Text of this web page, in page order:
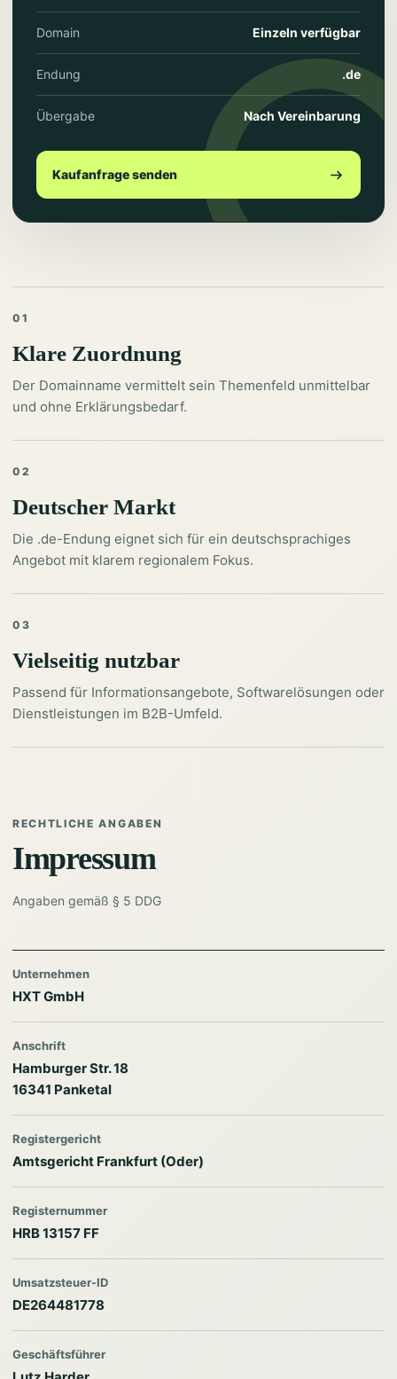
Domain Einzeln verfügbar
Endung .de
Übergabe Nach Vereinbarung
Kaufanfrage senden
01
Klare Zuordnung
Der Domainname vermittelt sein Themenfeld unmittelbar
und ohne Erklärungsbedarf.
02
Deutscher Markt
Die .de-Endung eignet sich für ein deutschsprachiges
Angebot mit klarem regionalem Fokus.
03
Vielseitig nutzbar
Passend für Informationsangebote, Softwarelösungen oder
Dienstleistungen im B2B-Umfeld.
RECHTLICHE ANGABEN
Impressum
Angaben gemäß § 5 DDG
Unternehmen
HXT GmbH
Anschrift
Hamburger Str. 18
16341 Panketal
Registergericht
Amtsgericht Frankfurt (Oder)
Registernummer
HRB 13157 FF
Umsatzsteuer-ID
DE264481778
Geschäftsführer